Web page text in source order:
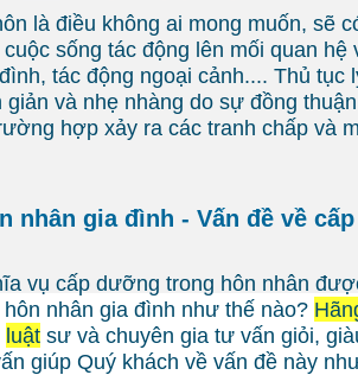
là điều không ai mong muốn, sẽ
cuộc sống tác động lên mối quan hệ
tác động ngoại cảnh.... Thủ tục
giản và nhẹ nhàng do sự đồng
hợp xảy ra các tranh chấp và
nhân gia đình - Vấn đề về
vụ cấp dưỡng trong hôn nhân
hôn nhân gia đình như thế nào?
luật sư và chuyên gia tư vấn giỏi,
giúp Quý khách về vấn đề này